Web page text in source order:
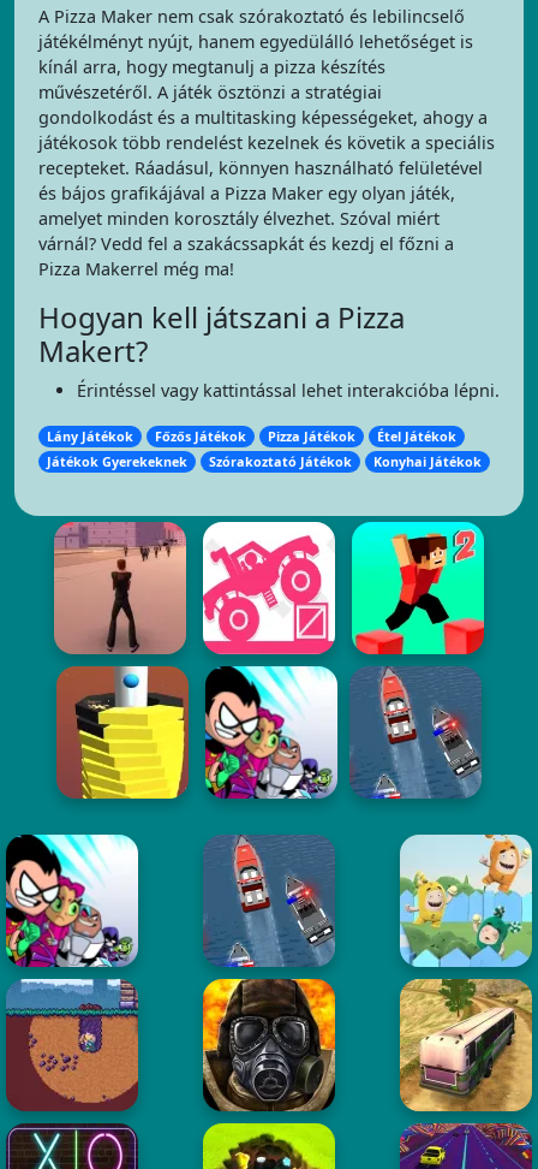
A Pizza Maker nem csak szórakoztató és lebilincselő
játékélményt nyújt, hanem egyedülálló lehetőséget is
kínál arra, hogy megtanulj a pizza készítés
művészetéről. A játék ösztönzi a stratégiai
gondolkodást és a multitasking képességeket, ahogy a
játékosok több rendelést kezelnek és követik a speciális
recepteket. Ráadásul, könnyen használható felületével
és bájos grafikájával a Pizza Maker egy olyan játék,
amelyet minden korosztály élvezhet. Szóval miért
várnál? Vedd fel a szakácssapkát és kezdj el főzni a
Pizza Makerrel még ma!
Hogyan kell játszani a Pizza
Makert?
Érintéssel vagy kattintással lehet interakcióba lépni.
Lány Játékok Főzős Játékok Pizza Játékok
Étel Játékok
Játékok Gyerekeknek
Szórakoztató Játékok Konyhai Játékok